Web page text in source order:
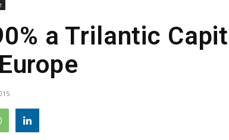
a Trilantic